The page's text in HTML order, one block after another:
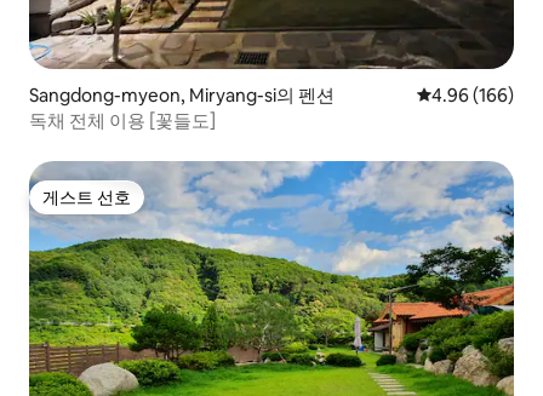
Sangdong-myeon, Miryang-si의 펜션 평점 4.96점(5
4.96 (166)
독채 전체 이용 [꽃들도]
게스트 선호
게스트 선호